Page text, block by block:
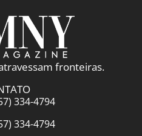
fronteiras.
334-4794
334-4794